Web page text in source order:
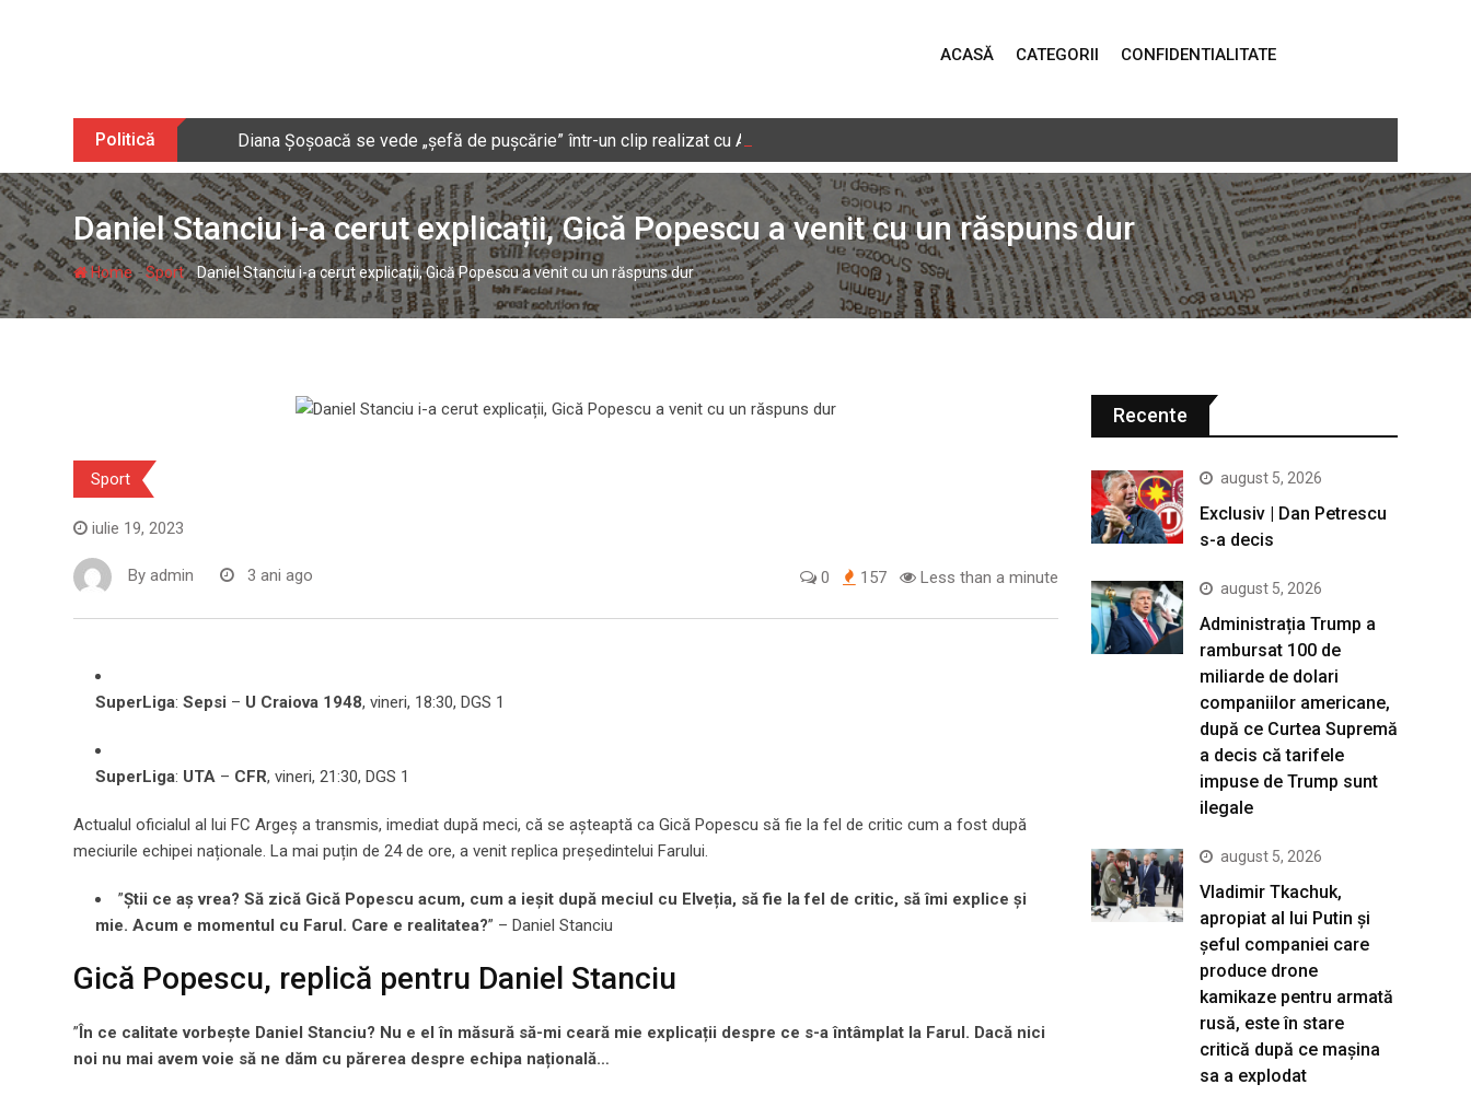
ACASĂ CATEGORII CONFIDENTIALITATE
Politică Diana Șoșoacă se vede „șefă de pușcărie” într-un clip realizat cu AI. Nicușor Dan, Bolojan, Grindeanu și Simion, transformați în deținuți
Daniel Stanciu i-a cerut explicații, Gică Popescu a venit cu un răspuns dur
Home-Sport-Daniel Stanciu i-a cerut explicații, Gică Popescu a venit cu un răspuns dur
Sport
iulie 19, 2023
By admin 3 ani ago 0 157 Less than a minute
SuperLiga: Sepsi – U Craiova 1948, vineri, 18:30, DGS 1
SuperLiga: UTA – CFR, vineri, 21:30, DGS 1
Actualul oficialul al lui FC Argeș a transmis, imediat după meci, că se așteaptă ca Gică Popescu să fie la fel de critic cum a fost după
meciurile echipei naționale. La mai puțin de 24 de ore, a venit replica președintelui Farului.
”Știi ce aș vrea? Să zică Gică Popescu acum, cum a ieșit după meciul cu Elveția, să fie la fel de critic, să îmi explice și
mie. Acum e momentul cu Farul. Care e realitatea?” – Daniel Stanciu
Gică Popescu, replică pentru Daniel Stanciu
”În ce calitate vorbește Daniel Stanciu? Nu e el în măsură să-mi ceară mie explicații despre ce s-a întâmplat la Farul. Dacă nici
noi nu mai avem voie să ne dăm cu părerea despre echipa națională…
Recente
august 5, 2026
Exclusiv | Dan Petrescu
s-a decis
august 5, 2026
Administrația Trump a
rambursat 100 de
miliarde de dolari
companiilor americane,
după ce Curtea Supremă
a decis că tarifele
impuse de Trump sunt
ilegale
august 5, 2026
Vladimir Tkachuk,
apropiat al lui Putin și
șeful companiei care
produce drone
kamikaze pentru armată
rusă, este în stare
critică după ce mașina
sa a explodat